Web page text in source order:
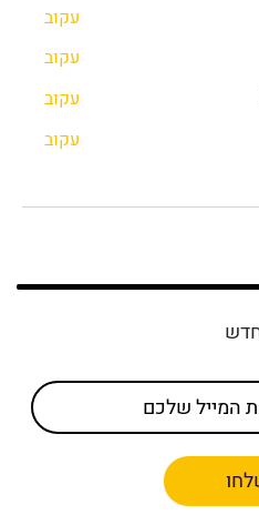
עקוב
עקוב
עקוב
עקוב